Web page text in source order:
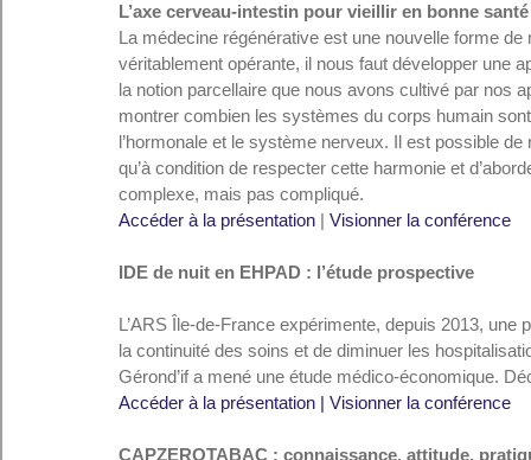
L’axe cerveau-intestin pour vieillir en bonne santé
La médecine régénérative est une nouvelle forme
véritablement opérante, il nous faut développer une
la notion parcellaire que nous avons cultivé par nos
montrer combien les systèmes du corps humain
l’hormonale et le système nerveux. Il est possible
qu’à condition de respecter cette harmonie et
complexe, mais pas compliqué.
Accéder à la présentation | Visionner la conférence
IDE de nuit en EHPAD : l’étude prospective
L’ARS Île-de-France expérimente, depuis 2013,
la continuité des soins et de diminuer les
Gérond’if a mené une étude médico-économique.
Accéder à la présentation | Visionner la conférence
CAPZEROTABAC : connaissance, attitude,